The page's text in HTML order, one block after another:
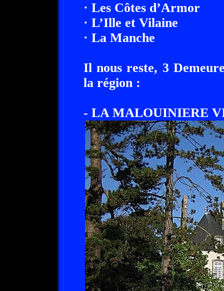
· Les Côtes d’Armor
· L’Ille et Vilaine
· La Manche
Il nous reste, 3
la région :
- LA MALOUINIERE